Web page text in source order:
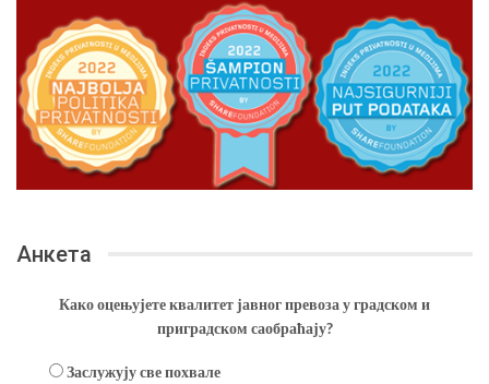
Анкета
Како оцењујете квалитет јавног превоза у градском и
приградском саобраћају?
Заслужују све похвале